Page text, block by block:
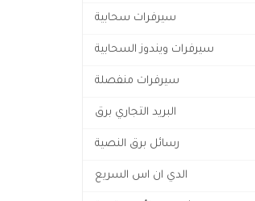
سيرفرات سحابية
سيرفرات ويندوز السحابية
سيرفرات منفصلة
البريد التجاري برق
رسائل برق النصية
الدي ان اس السريع